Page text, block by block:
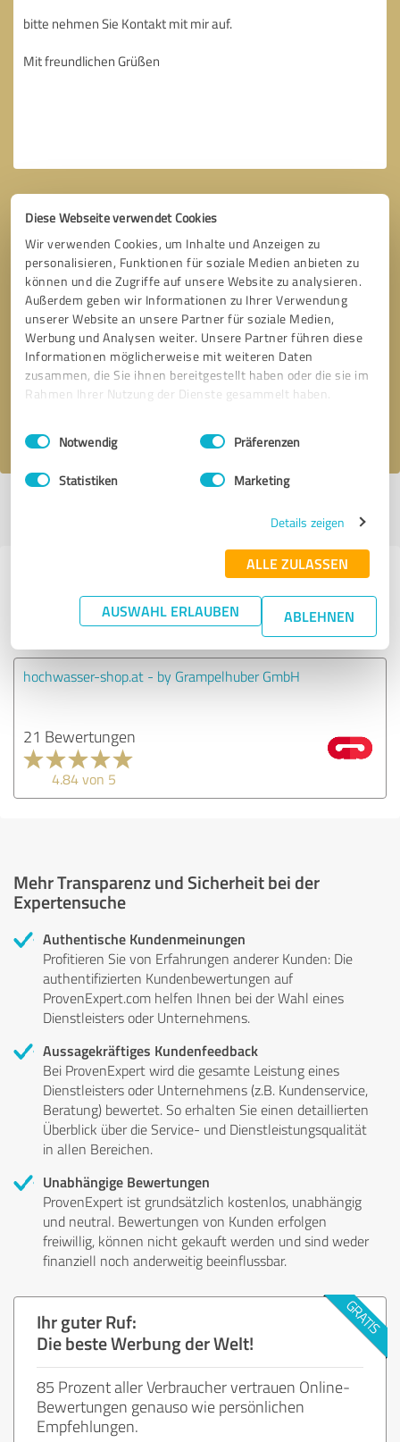
Diese Webseite verwendet Cookies
Wir verwenden Cookies, um Inhalte und Anzeigen zu
personalisieren, Funktionen für soziale Medien anbieten zu
können und die Zugriffe auf unsere Website zu analysieren.
Außerdem geben wir Informationen zu Ihrer Verwendung
unserer Website an unsere Partner für soziale Medien,
Werbung und Analysen weiter. Unsere Partner führen diese
Informationen möglicherweise mit weiteren Daten
zusammen, die Sie ihnen bereitgestellt haben oder die sie im
Rahmen Ihrer Nutzung der Dienste gesammelt haben.
Impressum Datenschutzbestimmungen
Einwilligungsauswahl
Notwendig Präferenzen
Statistiken Marketing
Details zeigen
ALLE ZULASSEN
AUSWAHL ERLAUBEN ABLEHNEN
Bitte um Rückruf * Erforderliche Angaben
Nachricht senden
Erfahrungen zu weiteren
Anbietern aus dem Bereich
Onlineshops
hochwasser-shop.at - by Grampelhuber GmbH
21 Bewertungen
4.84 von 5
Mehr Transparenz und Sicherheit bei der
Expertensuche
Authentische Kundenmeinungen
Profitieren Sie von Erfahrungen anderer Kunden: Die
authentifizierten Kundenbewertungen auf
ProvenExpert.com helfen Ihnen bei der Wahl eines
Dienstleisters oder Unternehmens.
Aussagekräftiges Kundenfeedback
Bei ProvenExpert wird die gesamte Leistung eines
Dienstleisters oder Unternehmens (z.B. Kundenservice,
Beratung) bewertet. So erhalten Sie einen detaillierten
Überblick über die Service- und Dienstleistungsqualität
in allen Bereichen.
Unabhängige Bewertungen
ProvenExpert ist grundsätzlich kostenlos, unabhängig
und neutral. Bewertungen von Kunden erfolgen
freiwillig, können nicht gekauft werden und sind weder
finanziell noch anderweitig beeinflussbar.
Ihr guter Ruf:
Die beste Werbung der Welt!
85 Prozent aller Verbraucher vertrauen Online-
Bewertungen genauso wie persönlichen
Empfehlungen.